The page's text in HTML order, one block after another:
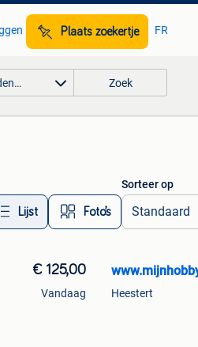
Plaats zoekertje FR
Zoek
Lijst Foto’s
Sorteer op
€ 125,00
Vandaag Heestert